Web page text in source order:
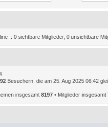
:: 0 sichtbare Mitglieder, 0 unsichtbare
Besuchern, die am 25. Aug 2025 06:42
insgesamt 8197 • Mitglieder insgesamt